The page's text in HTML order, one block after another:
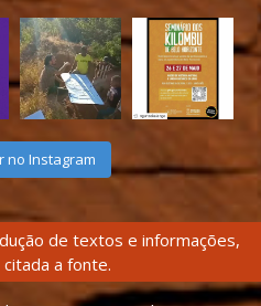
no Instagram
de textos e informações,
a fonte.